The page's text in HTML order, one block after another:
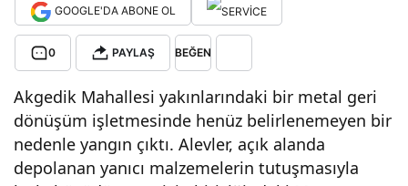
GOOGLE'DA ABONE OL
0 PAYLAŞ BEĞEN
Akgedik Mahallesi yakınlarındaki bir metal geri
dönüşüm işletmesinde henüz belirlenemeyen bir
nedenle yangın çıktı. Alevler, açık alanda
depolanan yanıcı malzemelerin tutuşmasıyla
a
geri
dön
üşü
Varsayılana
dön